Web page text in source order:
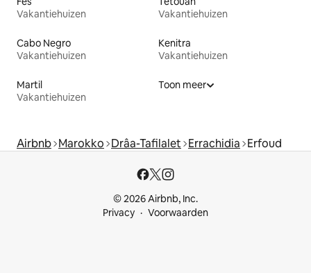
Vakantiehuizen
Vakantiehuizen
Cabo Negro
Vakantiehuizen
Kenitra
Vakantiehuizen
Martil
Vakantiehuizen
Toon meer
Airbnb Marokko Drâa-Tafilalet Errachidia Erfoud
© 2026 Airbnb, Inc.
Privacy
Voorwaarden